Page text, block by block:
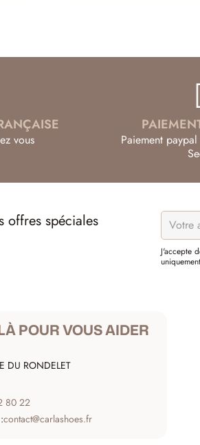
vous
Paiement
offres spéciales
J'accepte
POUR VOUS AIDER
DU RONDELET
80 22
contact@carlashoes.fr